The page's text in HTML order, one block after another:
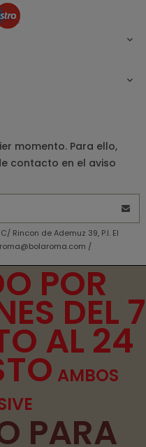
POR
DEL 7
AL 24
AMBOS
PARA


momento. Para ello,
contacto en el aviso
Rincon de Ademuz 39, P.I. El
/
y remitir la información que nos
supresión y portabilidad de
así como a no ser
en el tratamiento automatizado
la información adicional y
aqui
de mis datos de